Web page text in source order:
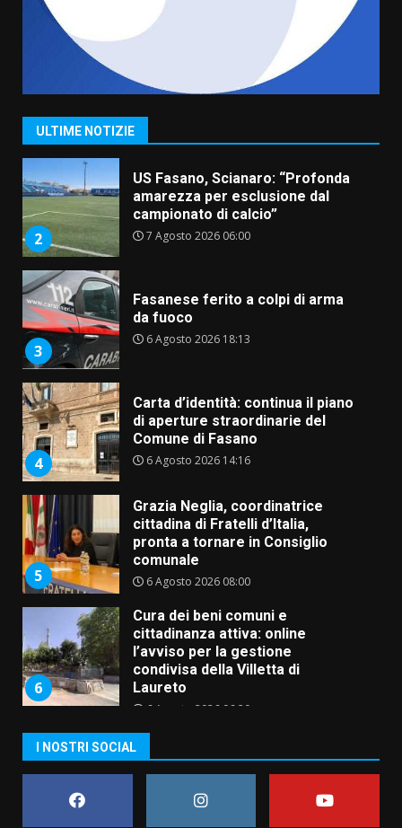
ULTIME NOTIZIE
6 Agosto 2026 06:15
1
“I Contestatori: Musica di
Rivoluzione”: nuovo
appuntamento con “Fasano in
2
US Fasano, Scianaro: “Profonda
amarezza per esclusione dal
campionato di calcio”
7 Agosto 2026 06:00
3
Fasanese ferito a colpi di arma
da fuoco
6 Agosto 2026 18:13
4
Carta d’identità: continua il piano
di aperture straordinarie del
Comune di Fasano
6 Agosto 2026 14:16
5
Grazia Neglia, coordinatrice
cittadina di Fratelli d’Italia,
pronta a tornare in Consiglio
comunale
6 Agosto 2026 08:00
6
Cura dei beni comuni e
cittadinanza attiva: online
l’avviso per la gestione
condivisa della Villetta di
Laureto
6 Agosto 2026 06:20
assoluta de “L’Albergo
Belvedere. Il rapimento”
6 Agosto 2026 06:15
I NOSTRI SOCIAL